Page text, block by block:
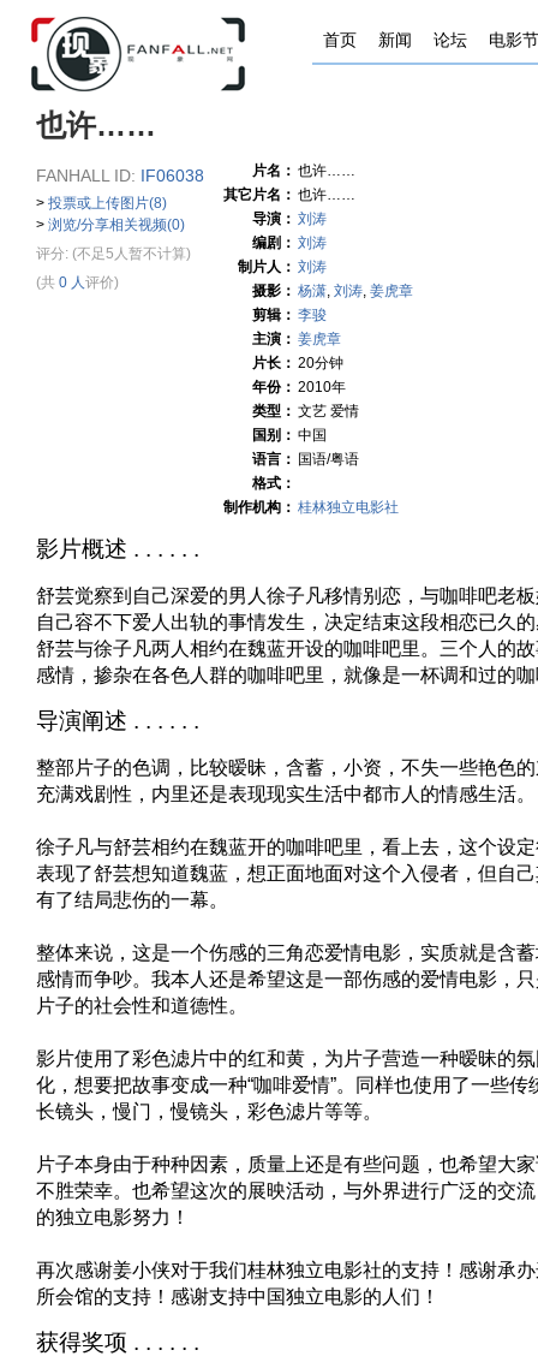
首页 新闻 论坛 电影节
也许……
FANHALL ID: IF06038
> 投票或上传图片(8)
> 浏览/分享相关视频(0)
评分: (不足5人暂不计算)
(共 0 人评价)
片名： 也许……
其它片名： 也许……
导演： 刘涛
编剧： 刘涛
制片人： 刘涛
摄影： 杨潇, 刘涛, 姜虎章
剪辑： 李骏
主演： 姜虎章
片长： 20分钟
年份： 2010年
类型： 文艺 爱情
国别： 中国
语言： 国语/粤语
格式：
制作机构： 桂林独立电影社
影片概述 . . . . . .
舒芸觉察到自己深爱的男人徐子凡移情别恋，与咖啡吧老
自己容不下爱人出轨的事情发生，决定结束这段相恋已久
舒芸与徐子凡两人相约在魏蓝开设的咖啡吧里。三个人的
感情，掺杂在各色人群的咖啡吧里，就像是一杯调和过的
导演阐述 . . . . . .
整部片子的色调，比较暧昧，含蓄，小资，不失一些艳色
充满戏剧性，内里还是表现现实生活中都市人的情感生活。
徐子凡与舒芸相约在魏蓝开的咖啡吧里，看上去，这个设
表现了舒芸想知道魏蓝，想正面地面对这个入侵者，但自
有了结局悲伤的一幕。
整体来说，这是一个伤感的三角恋爱情电影，实质就是含
感情而争吵。我本人还是希望这是一部伤感的爱情电影，
片子的社会性和道德性。
影片使用了彩色滤片中的红和黄，为片子营造一种暧昧的
化，想要把故事变成一种“咖啡爱情”。同样也使用了一些传
长镜头，慢门，慢镜头，彩色滤片等等。
片子本身由于种种因素，质量上还是有些问题，也希望大
不胜荣幸。也希望这次的展映活动，与外界进行广泛的交
的独立电影努力！
再次感谢姜小侠对于我们桂林独立电影社的支持！感谢承
所会馆的支持！感谢支持中国独立电影的人们！
获得奖项 . . . . . .